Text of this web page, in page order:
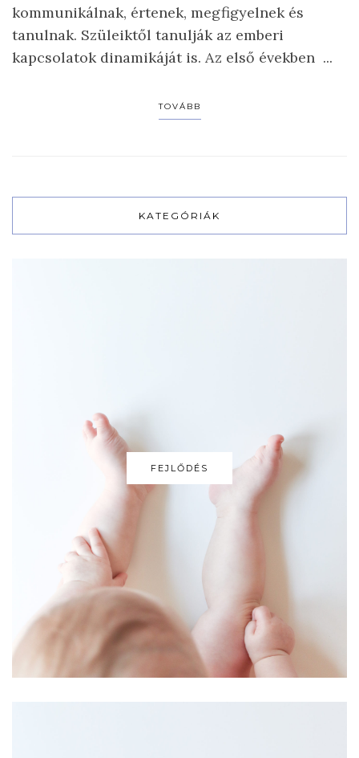
kommunikálnak, értenek, megfigyelnek és
tanulnak. Szüleiktől tanulják az emberi
kapcsolatok dinamikáját is. Az első években ...
TOVÁBB
KATEGÓRIÁK
FEJLŐDÉS